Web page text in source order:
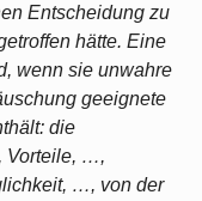
Entscheidung zu
hätte. Eine
wenn sie unwahre
geeignete
die
Vorteile, …,
…, von der